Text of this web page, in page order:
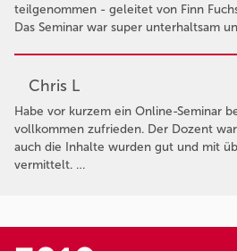
teilgenommen - geleitet von Finn
Das Seminar war super unterhaltsam
Chris L
Habe vor kurzem ein Online-Seminar
vollkommen zufrieden. Der Dozent
auch die Inhalte wurden gut und mit
vermittelt. …